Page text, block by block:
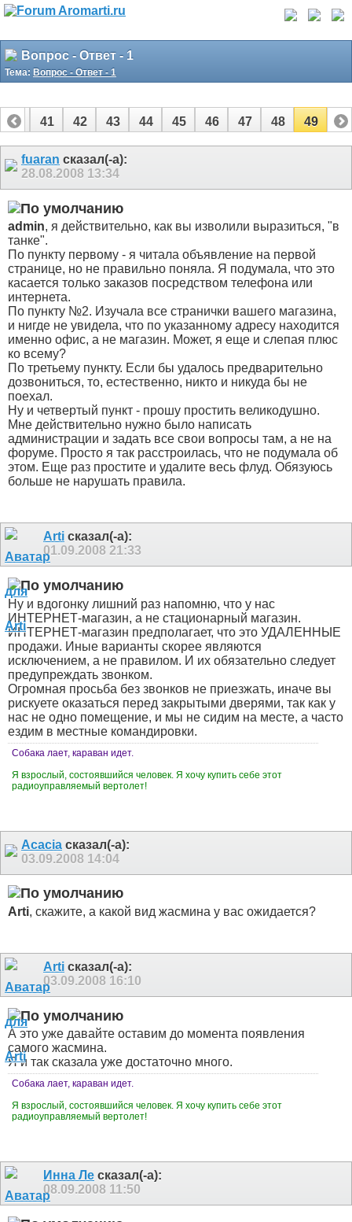
Вопрос - Ответ - 1
Тема: Вопрос - Ответ - 1
40 41 42 43 44 45 46 47 48 49
fuaran сказал(-а):
28.08.2008 13:34
admin, я действительно, как вы изволили выразиться, "в
танке".
По пункту первому - я читала объявление на первой
странице, но не правильно поняла. Я подумала, что это
касается только заказов посредством телефона или
интернета.
По пункту №2. Изучала все странички вашего магазина,
и нигде не увидела, что по указанному адресу находится
именно офис, а не магазин. Может, я еще и слепая плюс
ко всему?
По третьему пункту. Если бы удалось предварительно
дозвониться, то, естественно, никто и никуда бы не
поехал.
Ну и четвертый пункт - прошу простить великодушно.
Мне действительно нужно было написать
администрации и задать все свои вопросы там, а не на
форуме. Просто я так расстроилась, что не подумала об
этом. Еще раз простите и удалите весь флуд. Обязуюсь
больше не нарушать правила.
Arti сказал(-а):
01.09.2008 21:33
Ну и вдогонку лишний раз напомню, что у нас
ИНТЕРНЕТ-магазин, а не стационарный магазин.
ИНТЕРНЕТ-магазин предполагает, что это УДАЛЕННЫЕ
продажи. Иные варианты скорее являются
исключением, а не правилом. И их обязательно следует
предупреждать звонком.
Огромная просьба без звонков не приезжать, иначе вы
рискуете оказаться перед закрытыми дверями, так как у
нас не одно помещение, и мы не сидим на месте, а часто
ездим в местные командировки.
Собака лает, караван идет.
Я взрослый, состоявшийся человек. Я хочу купить себе этот
радиоуправляемый вертолет!
Acacia сказал(-а):
03.09.2008 14:04
Arti, скажите, а какой вид жасмина у вас ожидается?
Arti сказал(-а):
03.09.2008 16:10
А это уже давайте оставим до момента появления
самого жасмина.
Я и так сказала уже достаточно много.
Собака лает, караван идет.
Я взрослый, состоявшийся человек. Я хочу купить себе этот
радиоуправляемый вертолет!
Инна Ле сказал(-а):
08.09.2008 11:50